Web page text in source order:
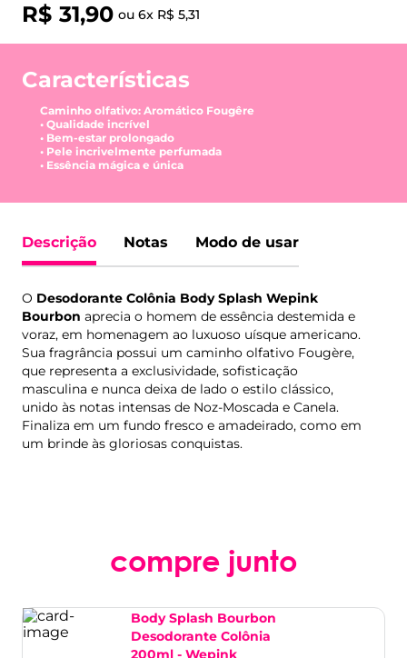
R$ 31,90 ou 6x R$ 5,31
Características
Caminho olfativo: Aromático Fougêre
• Qualidade incrível
• Bem-estar prolongado
• Pele incrivelmente perfumada
• Essência mágica e única
Descrição Notas Modo de usar
O Desodorante Colônia Body Splash Wepink
Bourbon aprecia o homem de essência destemida e
voraz, em homenagem ao luxuoso uísque americano.
Sua fragrância possui um caminho olfativo Fougère,
que representa a exclusividade, sofisticação
masculina e nunca deixa de lado o estilo clássico,
unido às notas intensas de Noz-Moscada e Canela.
Finaliza em um fundo fresco e amadeirado, como em
um brinde às gloriosas conquistas.
compre junto
Body Splash Bourbon
Desodorante Colônia
200ml - Wepink